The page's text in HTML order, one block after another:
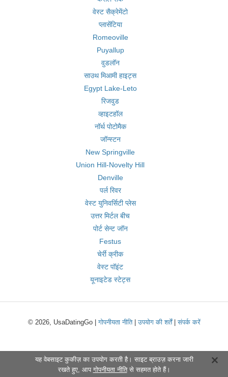
वेस्ट सैक्रेमेंटो
प्लासेंटिया
Romeoville
Puyallup
वुडलॉन
साउथ मिआमी हाइट्स
Egypt Lake-Leto
रिजवुड
व्हाइटहॉल
नॉर्थ पोटोमैक
जॉन्स्टन
New Springville
Union Hill-Novelty Hill
Denville
पर्ल रिवर
वेस्ट युनिवर्सिटी प्लेस
उत्तर मिर्टल बीच
पोर्ट सेन्ट जॉन
Festus
चेर्री क्रीक
वेस्ट पॉइंट
यूनाइटेड स्टेट्स
© 2026, UsaDatingGo |गोपनीयता नीति|उपयोग की शर्तें|संपर्क करें
यह वेबसाइट कुकीज़ का उपयोग करती है। साइट ब्राउज़ करना जारी
रखते हुए, आप गोपनीयता नीतिसे सहमत होते हैं।